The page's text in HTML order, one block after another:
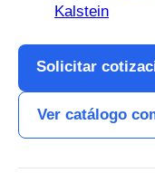
Kalstein
Solicitar
Ver catálogo